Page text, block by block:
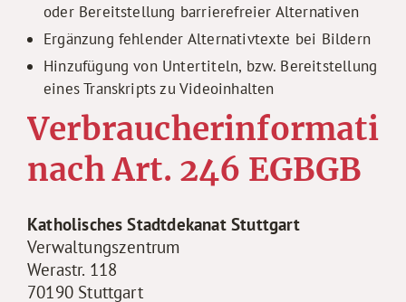
oder Bereitstellung barrierefreier Alternativen
Ergänzung fehlender Alternativtexte bei Bildern
Hinzufügung von Untertiteln, bzw. Bereitstellung
eines Transkripts zu Videoinhalten
nach Art. 246 EGBGB
Katholisches Stadtdekanat Stuttgart
Verwaltungszentrum
Werastr. 118
70190 Stuttgart